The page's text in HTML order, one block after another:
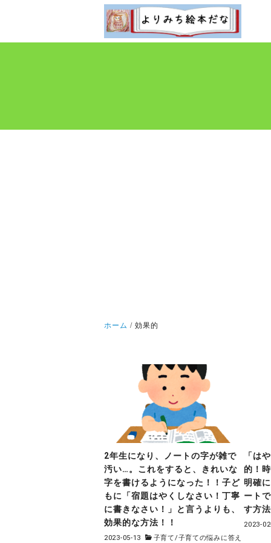
ホーム 効果的
2年生になり、ノートの字が雑で
汚い…。これをすると、きれいな
字を書けるようになった！！子ど
もに「宿題はやくしなさい！丁寧
に書きなさい！」と言うよりも、
効果的な方法！！
2023-05-13 子育て/子育ての悩みに答え
「は
的！
明確
ート
す方
2023-